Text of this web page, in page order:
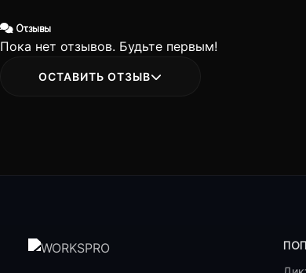
Отзывы
Пока нет отзывов. Будьте первым!
ОСТАВИТЬ ОТЗЫВ